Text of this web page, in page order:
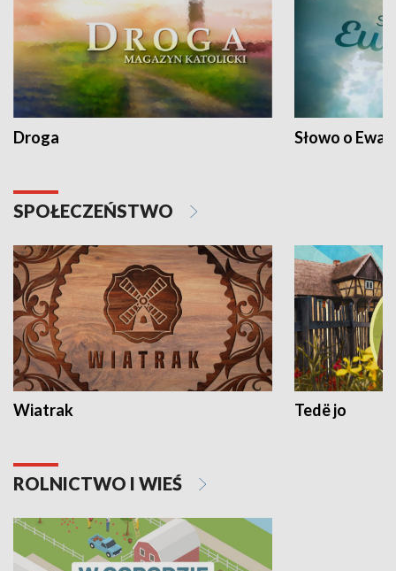
Droga Słowo o
SPOŁECZEŃSTWO
Wiatrak Tedë jo
ROLNICTWO I WIEŚ